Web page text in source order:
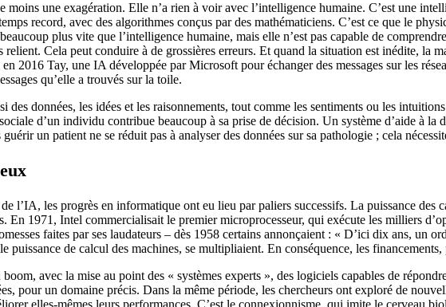
une exagération. Elle n’a rien à voir avec l’intelligence humaine. C’est une
record, avec des algorithmes conçus par des mathématiciens. C’est ce que le
plus vite que l’intelligence humaine, mais elle n’est pas capable de
relient. Cela peut conduire à de grossières erreurs. Et quand la situation est inédite, la
2016 Tay, une IA développée par Microsoft pour échanger des messages sur les
qu’elle a trouvés sur la toile.
des données, les idées et les raisonnements, tout comme les sentiments ou les
d’un individu contribue beaucoup à sa prise de décision. Un système d’aide à
un patient ne se réduit pas à analyser des données sur sa pathologie ; cela
l’IA, les progrès en informatique ont eu lieu par paliers successifs. La puissance des
En 1971, Intel commercialisait le premier microprocesseur, qui exécute les milliers
faites par ses laudateurs – dès 1958 certains annonçaient : « D’ici dix ans, un
puissance de calcul des machines, se multipliaient. En conséquence, les
avec la mise au point des « systèmes experts », des logiciels capables de
pour un domaine précis. Dans la même période, les chercheurs ont exploré de